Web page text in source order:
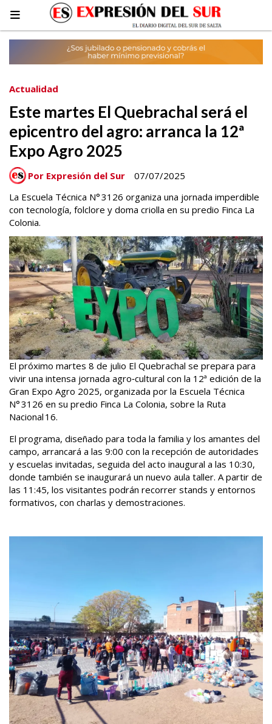
Este martes El Quebrachal será el
epicentro del agro: arranca la 12ª
Expo Agro 2025
La Escuela Técnica N° 3126 organiza una jornada imperdible
con tecnología, folclore y doma criolla en su predio Finca La
Colonia.
Actualidad
07/07/2025
Por Expresión del Sur
El próximo martes 8 de julio El Quebrachal se prepara para
vivir una intensa jornada agro‑cultural con la 12ª edición de la
Gran Expo Agro 2025, organizada por la Escuela Técnica
N° 3126 en su predio Finca La Colonia, sobre la Ruta
Nacional 16.
El programa, diseñado para toda la familia y los amantes del
campo, arrancará a las 9:00 con la recepción de autoridades
y escuelas invitadas, seguida del acto inaugural a las 10:30,
donde también se inaugurará un nuevo aula taller. A partir de
las 11:45, los visitantes podrán recorrer stands y entornos
formativos, con charlas y demostraciones.